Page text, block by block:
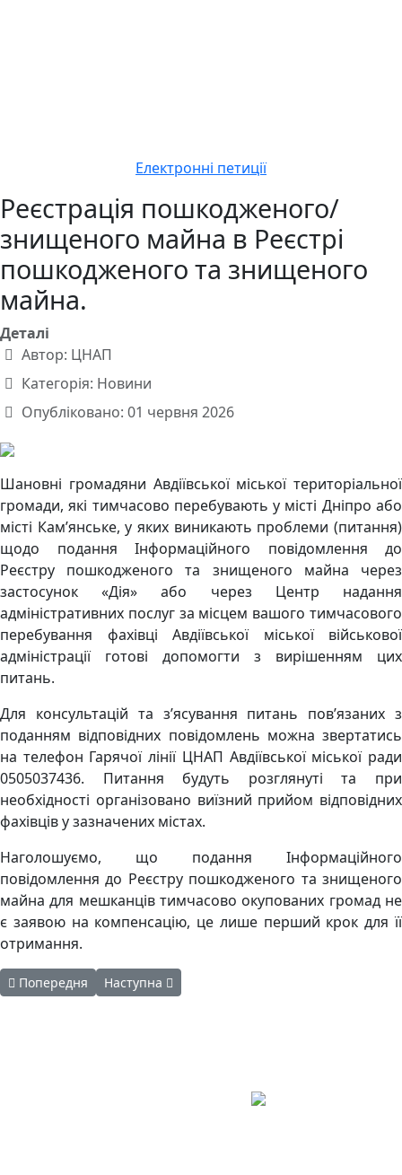
Електронні петиції
Реєстрація пошкодженого/
знищеного майна в Реєстрі
пошкодженого та знищеного
майна.
Деталі
Автор: ЦНАП
Категорія: Новини
Опубліковано: 01 червня 2026
Шановні громадяни Авдіївської міської територіальної
громади, які тимчасово перебувають у місті Дніпро або
місті Кам’янське, у яких виникають проблеми (питання)
щодо подання Інформаційного повідомлення до
Реєстру пошкодженого та знищеного майна через
застосунок «Дія» або через Центр надання
адміністративних послуг за місцем вашого тимчасового
перебування фахівці Авдіївської міської військової
адміністрації готові допомогти з вирішенням цих
питань.
Для консультацій та з’ясування питань пов’язаних з
поданням відповідних повідомлень можна звертатись
на телефон Гарячої лінії ЦНАП Авдіївської міської ради
0505037436. Питання будуть розглянуті та при
необхідності організовано виїзний прийом відповідних
фахівців у зазначених містах.
Наголошуємо, що подання Інформаційного
повідомлення до Реєстру пошкодженого та знищеного
майна для мешканців тимчасово окупованих громад не
є заявою на компенсацію, це лише перший крок для її
отримання.
Попередня стаття: Тривалість робочого часу для дітей віком
Попередня Наступна стаття: Творчість, що лікує душі:
Наступна